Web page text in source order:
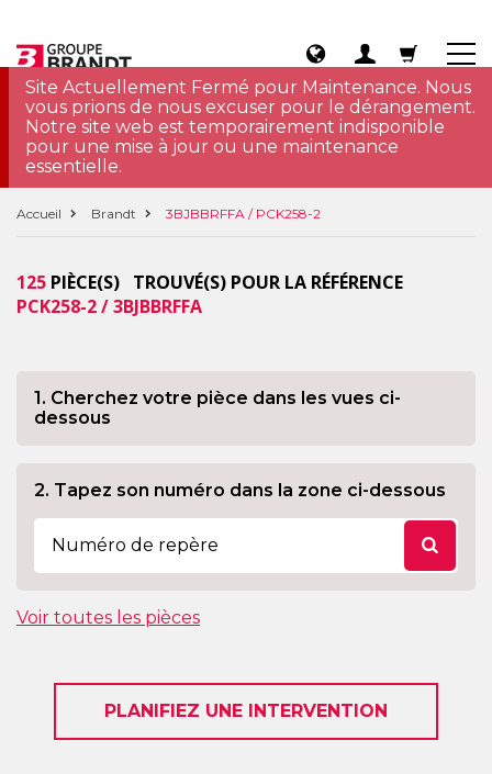
Site Actuellement Fermé pour Maintenance. Nous
vous prions de nous excuser pour le dérangement.
Notre site web est temporairement indisponible
pour une mise à jour ou une maintenance
essentielle.
Accueil Brandt 3BJBBRFFA / PCK258-2
125 PIÈCE(S) TROUVÉ(S) POUR LA RÉFÉRENCE
PCK258-2 / 3BJBBRFFA
1. Cherchez votre pièce dans les vues ci-
dessous
2. Tapez son numéro dans la zone ci-dessous
Voir toutes les pièces
PLANIFIEZ UNE INTERVENTION